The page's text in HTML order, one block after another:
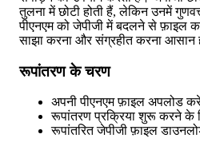
तुलना में छोटी होती हैं, लेकिन उनमें
पीएनएम को जेपीजी में बदलने से फ़ाइल
साझा करना और संग्रहीत करना आसान
रूपांतरण के चरण
अपनी पीएनएम फ़ाइल अपलोड
रूपांतरण प्रक्रिया शुरू करने के
रूपांतरित जेपीजी फ़ाइल